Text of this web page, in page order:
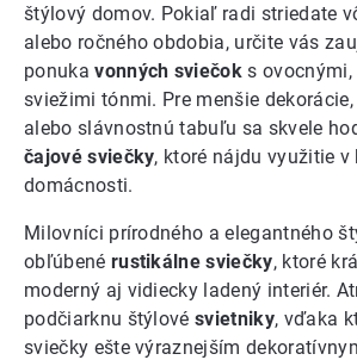
štýlový domov. Pokiaľ radi striedate
alebo ročného obdobia, určite vás
ponukavonných sviečok s
sviežimi tónmi. Pre menšie
alebo slávnostnú tabuľu sa skvele
čajové sviečky, ktoré nájdu využitie v
domácnosti.
Milovníci prírodného a elegantného
obľúbené rustikálne sviečky, ktoré
moderný aj vidiecky ladený interiér.
podčiarknu štýlovésvietniky, vďaka
sviečky ešte výraznejším